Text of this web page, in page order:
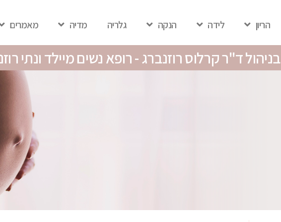
הריון לידה הנקה גלריה מדיה מאמרים
בניהול ד"ר קרלוס רוזנברג - רופא נשים מיילד ונתי